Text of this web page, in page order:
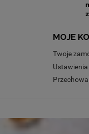
MOJE
Twoje